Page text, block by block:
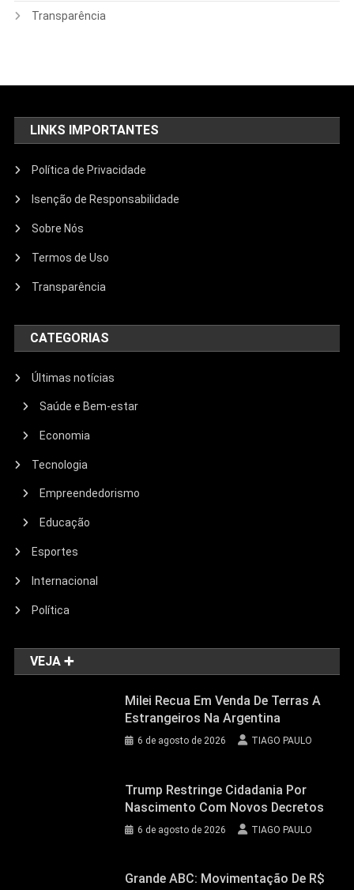
Transparência
LINKS IMPORTANTES
Política de Privacidade
Isenção de Responsabilidade
Sobre Nós
Termos de Uso
Transparência
CATEGORIAS
Últimas notícias
Saúde e Bem-estar
Economia
Tecnologia
Empreendedorismo
Educação
Esportes
Internacional
Política
VEJA ➕
Milei Recua Em Venda De Terras A
Estrangeiros Na Argentina
6 de agosto de 2026 TIAGO PAULO
Trump Restringe Cidadania Por
Nascimento Com Novos Decretos
6 de agosto de 2026 TIAGO PAULO
Grande ABC: Movimentação De R$